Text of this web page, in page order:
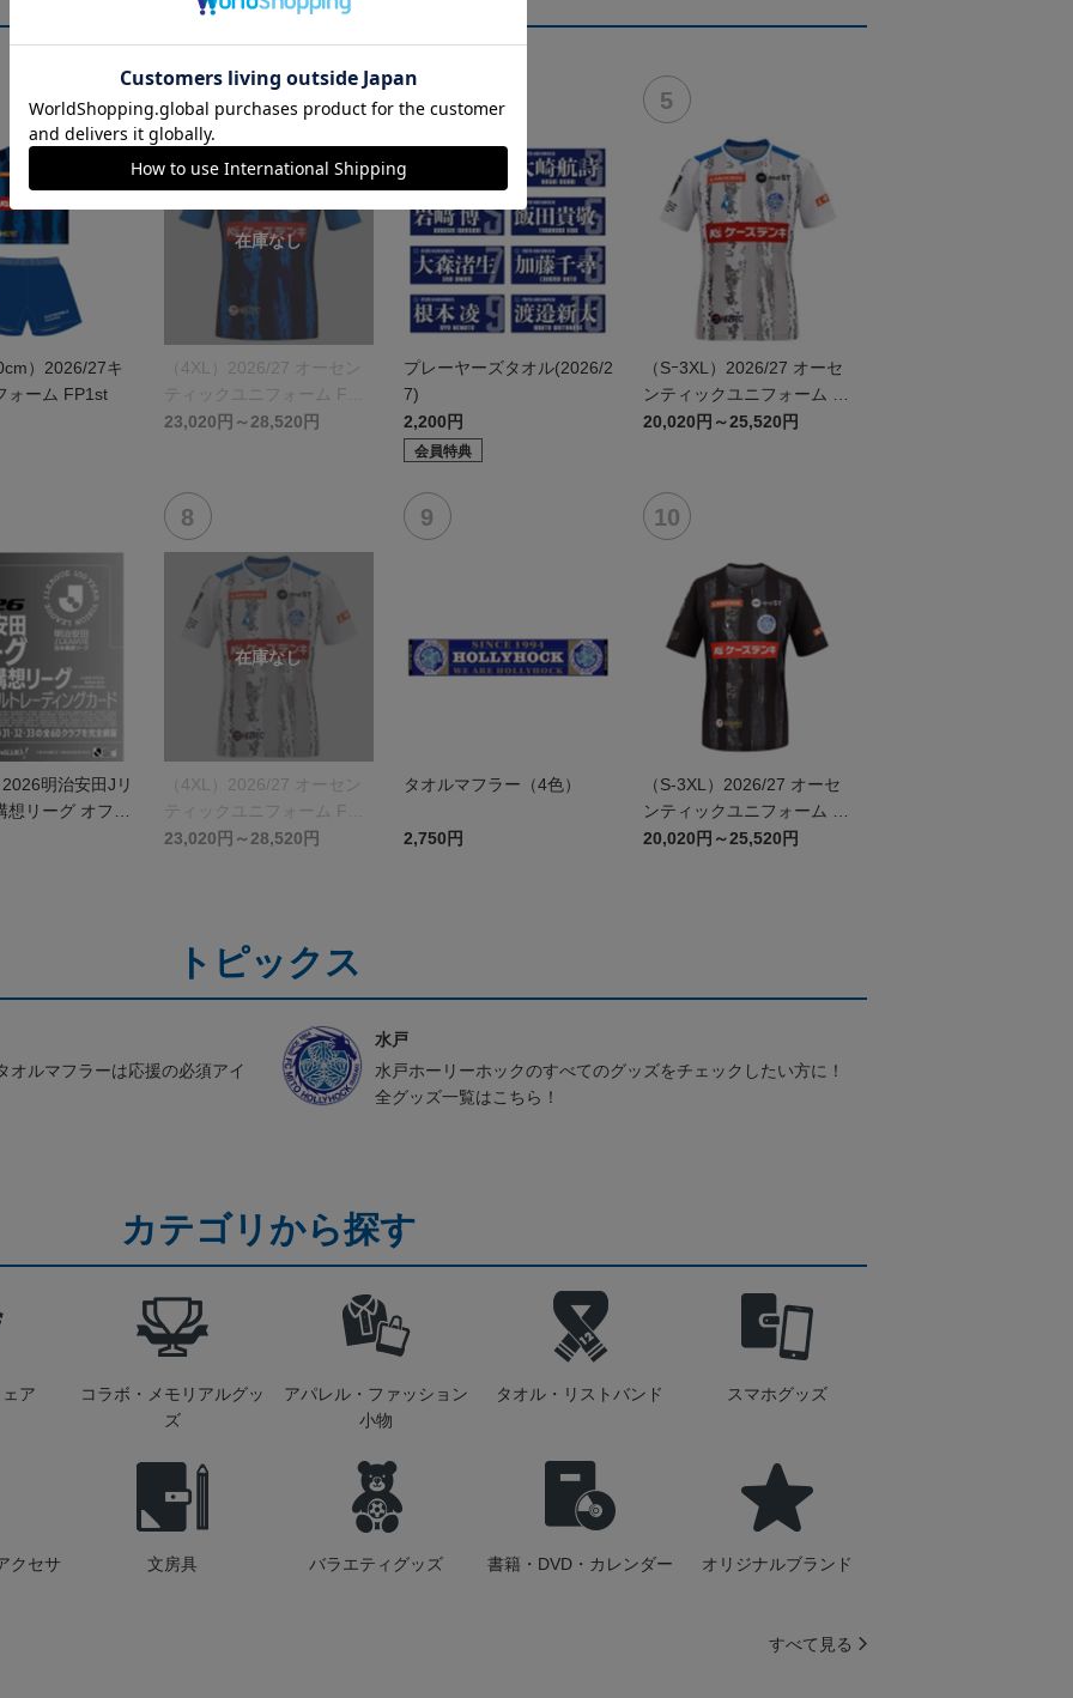
）2026/27キ
ォーム FP1st
（4XL）2026/27 オーセン
ティックユニフォーム FP 1
st
23,020円～28,520円
プレーヤーズタオル(2026/2
7)
2,200円
会員特典
（Sｰ3XL）2026/27 オーセ
ンティックユニフォーム F
P 2nd
20,020円～25,520円
2026明治安田Jリ
想リーグ オフィ
ーディングカー
（4XL）2026/27 オーセン
ティックユニフォーム FP 2
nd
23,020円～28,520円
タオルマフラー（4色）
2,750円
（S-3XL）2026/27 オーセ
ンティックユニフォーム G
K 2nd
20,020円～25,520円
トピックス
オルマフラーは応援の必須アイ
水戸
水戸ホーリーホックのすべてのグッズをチェックしたい方に！
全グッズ一覧はこちら！
カテゴリから探す
ア
コラボ・メモリアルグッ
ズ
アパレル・ファッション
小物
タオル・リストバンド スマホグッズ
クセサ
文房具 バラエティグッズ 書籍・DVD・カレンダー オリジナルブランド
すべて見る